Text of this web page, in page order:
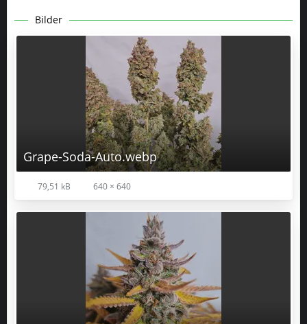
Bilder
Grape-Soda-Auto.webp
79,51 kB 640 × 640